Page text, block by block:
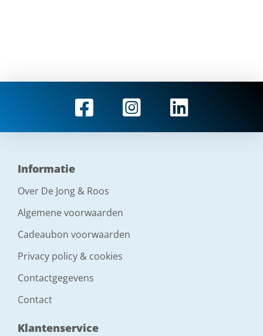
Informatie
Over De Jong & Roos
Algemene voorwaarden
Cadeaubon voorwaarden
Privacy policy & cookies
Contactgegevens
Contact
Klantenservice